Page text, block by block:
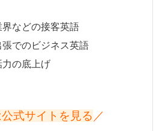
などの接客英語
でのビジネス英語
の底上げ
式サイトを見る ／